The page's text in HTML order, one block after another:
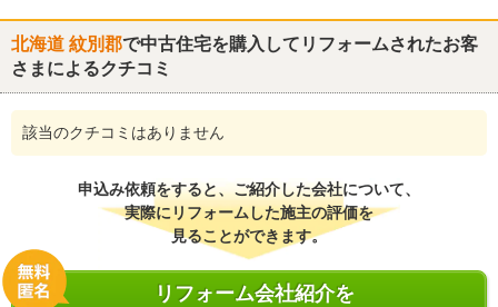
北海道 紋別郡で中古住宅を購入してリフォームされたお客
さまによるクチコミ
該当のクチコミはありません
申込み依頼をすると、ご紹介した会社について、
実際にリフォームした施主の評価を
見ることができます。
リフォーム会社紹介を